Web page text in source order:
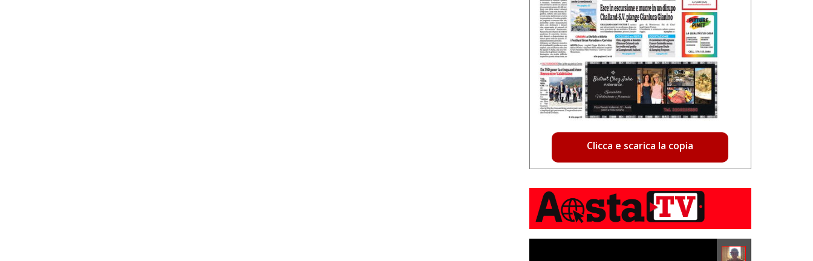
Clicca e scarica la copia